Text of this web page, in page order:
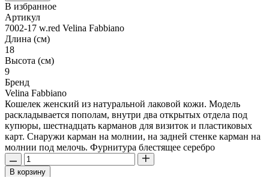
В избранное
Артикул
7002-17 w.red Velina Fabbiano
Длина (см)
18
Высота (см)
9
Бренд
Velina Fabbiano
Кошелек женский из натуральной лаковой кожи. Модель
раскладывается пополам, внутри два открытых отдела под
купюры, шестнадцать карманов для визиток и пластиковых
карт. Снаружи карман на молнии, на задней стенке карман на
молнии под мелочь. Фурнитура блестящее серебро
В корзину